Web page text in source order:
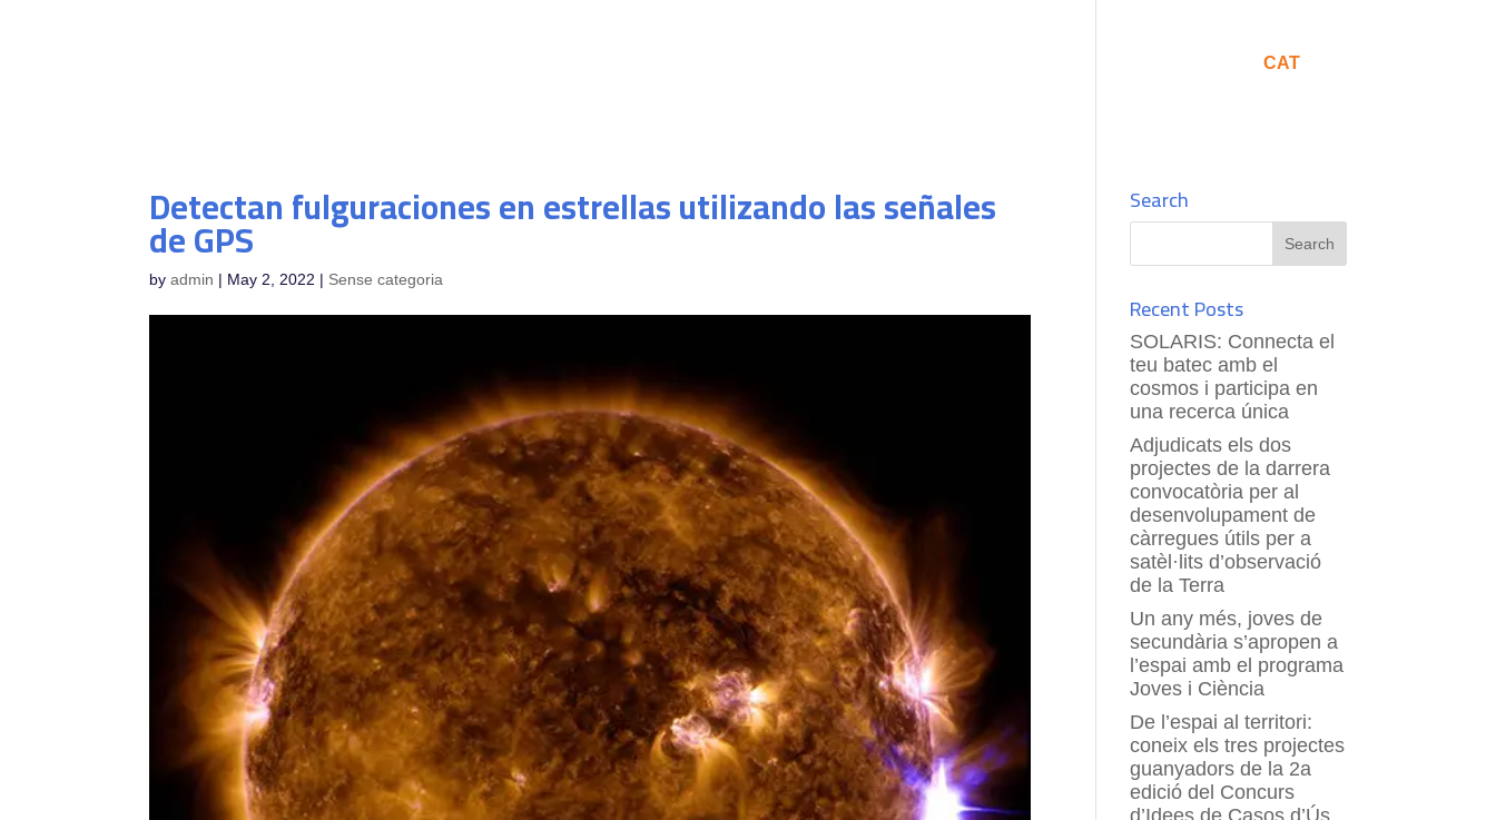
CAT
Detectan fulguraciones en estrellas utilizando las señales
de GPS
byadmin | May 2, 2022 | Sense categoria
Search
Recent Posts
SOLARIS: Connecta el
teu batec amb el
cosmos i participa en
una recerca única
Adjudicats els dos
projectes de la darrera
convocatòria per al
desenvolupament de
càrregues útils per a
satèl·lits d’observació
de la Terra
Un any més, joves de
secundària s’apropen a
l’espai amb el programa
Joves i Ciència
De l’espai al territori:
coneix els tres projectes
guanyadors de la 2a
edició del Concurs
d’Idees de Casos d’Ús